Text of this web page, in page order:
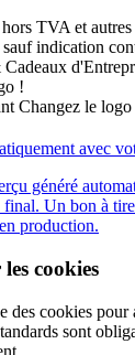
TVA et
sauf indication
!
Changez le logo
avec
généré
Un bon à
production.
cookies
des cookies pour
sont